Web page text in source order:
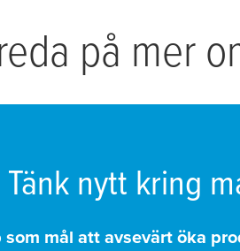
på mer
nytt kring
som mål att avsevärt öka